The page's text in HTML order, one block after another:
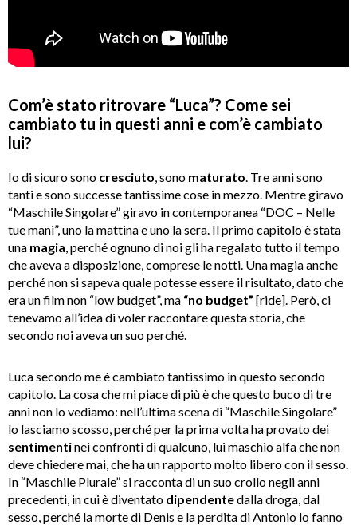
Com’è stato ritrovare “Luca”? Come sei
cambiato tu in questi anni e com’è cambiato
lui?
Io di sicuro sono cresciuto , sono maturato . Tre anni sono
tanti e sono successe tantissime cose in mezzo. Mentre giravo
“Maschile Singolare” giravo in contemporanea “DOC – Nelle
tue mani”, uno la mattina e uno la sera. Il primo capitolo è stata
una magia , perché ognuno di noi gli ha regalato tutto il tempo
che aveva a disposizione, comprese le notti. Una magia anche
perché non si sapeva quale potesse essere il risultato, dato che
era un film non “low budget”, ma “no budget” [ride]. Però, ci
tenevamo all’idea di voler raccontare questa storia, che
secondo noi aveva un suo perché.
Luca secondo me è cambiato tantissimo in questo secondo
capitolo. La cosa che mi piace di più è che questo buco di tre
anni non lo vediamo: nell’ultima scena di “Maschile Singolare”
lo lasciamo scosso, perché per la prima volta ha provato dei
sentimentinei confronti di qualcuno, lui maschio alfa che non
deve chiedere mai, che ha un rapporto molto libero con il sesso.
In “Maschile Plurale” si racconta di un suo crollo negli anni
precedenti, in cui è diventato dipendentedalla droga, dal
sesso, perché la morte di Denis e la perdita di Antonio lo fanno